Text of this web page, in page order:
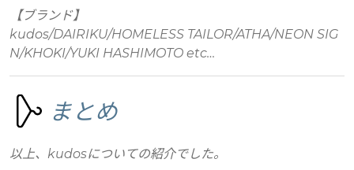
【ブランド】
kudos/DAIRIKU/HOMELESS TAILOR/ATHA/NEON SIG
N/KHOKI/YUKI HASHIMOTO etc…
まとめ
以上、kudosについての紹介でした。